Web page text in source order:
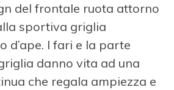
del frontale ruota attorno
sportiva griglia
d’ape. I fari e la parte
danno vita ad una
che regala ampiezza e